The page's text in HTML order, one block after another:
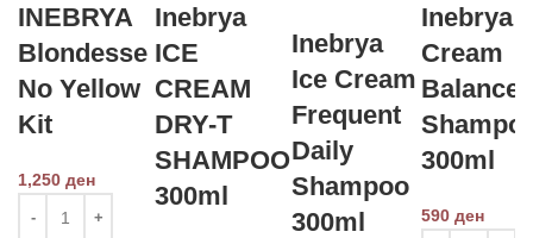
INEBRYA
Blondesse
No Yellow
Kit
1,250 ден
Inebrya
ICE
CREAM
DRY-T
SHAMPOO
300ml
Inebrya
Ice Cream
Frequent
Daily
Shampoo
300ml
Inebrya
Cream
Balance
300ml
590 ден